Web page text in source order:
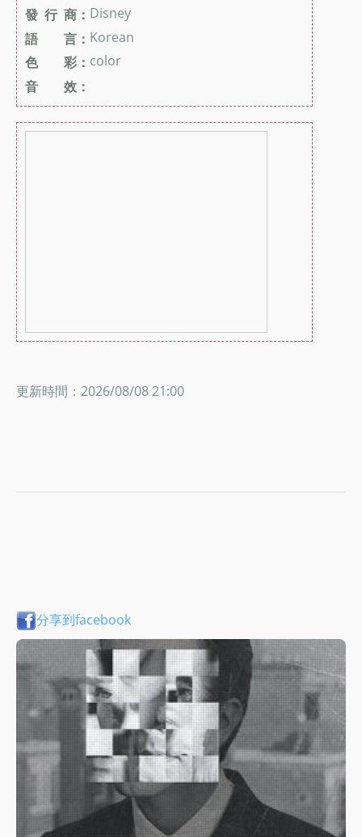
發 行 商： Disney
語 言： Korean
色 彩： color
音 效：
更新時間：2026/08/08 21:00
分享到facebook